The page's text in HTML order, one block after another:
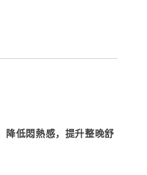
降低悶熱感，提升整晚舒